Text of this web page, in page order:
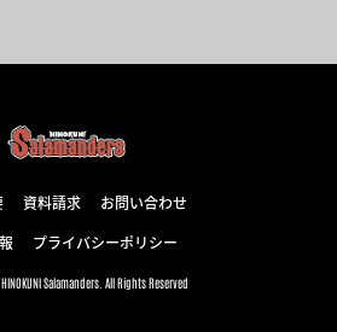
資料請求 お問い合わせ
プライバシーポリシー
Salamanders. All Rights Reserved